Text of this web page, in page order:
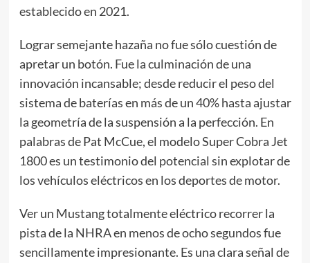
establecido en 2021.
Lograr semejante hazaña no fue sólo cuestión de
apretar un botón. Fue la culminación de una
innovación incansable; desde reducir el peso del
sistema de baterías en más de un 40% hasta ajustar
la geometría de la suspensión a la perfección. En
palabras de Pat McCue, el modelo Super Cobra Jet
1800 es un testimonio del potencial sin explotar de
los vehículos eléctricos en los deportes de motor.
Ver un Mustang totalmente eléctrico recorrer la
pista de la NHRA en menos de ocho segundos fue
sencillamente impresionante. Es una clara señal de